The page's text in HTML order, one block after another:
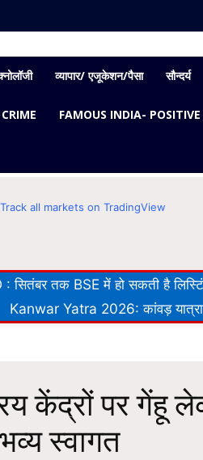
व्यापार/ एजूकेशन/पैसा सौन्दर्य
CRIME FAMOUS INDIA-
Track all markets on TradingView
सितंबर तक BSE में हो सकती है
Kanwar Yatra 2026: कांवड़
केंद्रों पर गेंहू
स्वागत